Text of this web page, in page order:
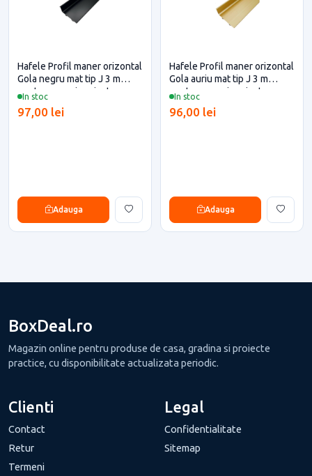
In stoc
Hafele Profil maner orizontal
Gola negru mat tip J 3 m
pentru casa si proiecte
97,00 lei
Adauga
In stoc
Hafele Profil maner orizontal
Gola auriu mat tip J 3 m
pentru casa si proiecte
96,00 lei
Adauga
BoxDeal.ro
Magazin online pentru produse de casa, gradina si proiecte
practice, cu disponibilitate actualizata periodic.
Clienti
Contact
Retur
Termeni
Legal
Confidentialitate
Sitemap